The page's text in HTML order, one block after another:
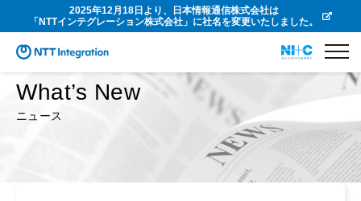
2025年12月18日より、日本情報通信株式会社は
「NTTインテグレーション株式会社」に社名を変更いたしました。
What’s New
ニュース